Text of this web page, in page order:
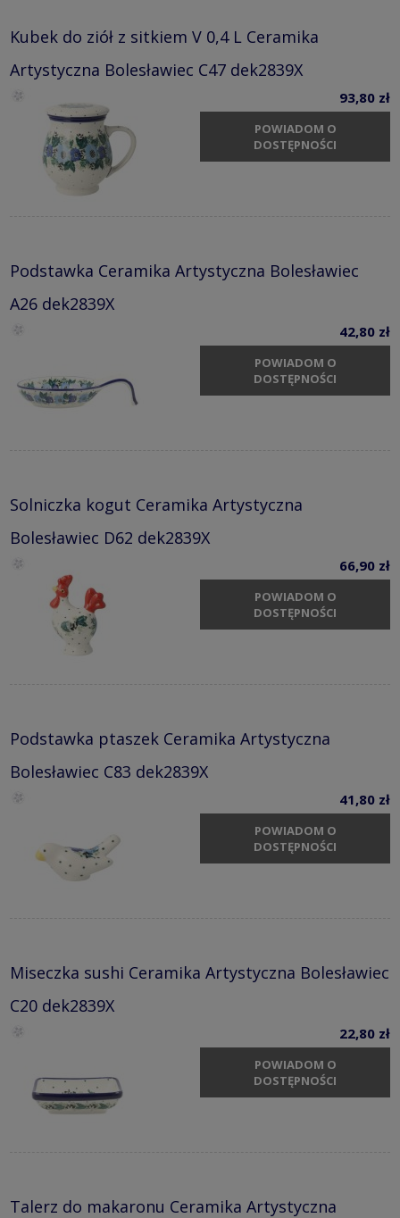
Kubek do ziół z sitkiem V 0,4 L Ceramika
Artystyczna Bolesławiec C47 dek2839X
93,80 zł
POWIADOM O
DOSTĘPNOŚCI
Podstawka Ceramika Artystyczna Bolesławiec
A26 dek2839X
42,80 zł
POWIADOM O
DOSTĘPNOŚCI
Solniczka kogut Ceramika Artystyczna
Bolesławiec D62 dek2839X
66,90 zł
POWIADOM O
DOSTĘPNOŚCI
Podstawka ptaszek Ceramika Artystyczna
Bolesławiec C83 dek2839X
41,80 zł
POWIADOM O
DOSTĘPNOŚCI
Miseczka sushi Ceramika Artystyczna Bolesławiec
C20 dek2839X
22,80 zł
POWIADOM O
DOSTĘPNOŚCI
Talerz do makaronu Ceramika Artystyczna